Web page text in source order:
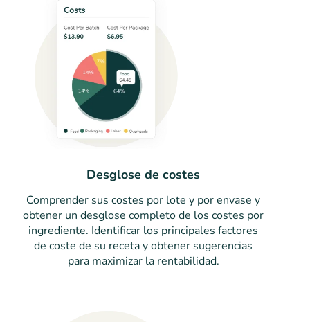
Desglose de costes
Comprender sus costes por lote y por envase y
obtener un desglose completo de los costes por
ingrediente. Identificar los principales factores
de coste de su receta y obtener sugerencias
para maximizar la rentabilidad.